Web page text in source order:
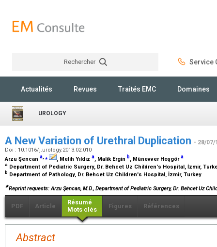
Rechercher Service
Actualités Revues Traités EMC Domaines
UROLOGY
A New Variation of Urethral Duplication - 28/07/
Doi : 10.1016/j.urology.2013.02.010
Arzu Şencan a,⁎ , Melih Yıldız a, Malik Ergin b, Münevver Hoşgöra
a Department of Pediatric Surgery, Dr. Behcet Uz Children's Hospital, İzmir,
b Department of Pathology, Dr. Behcet Uz Children's Hospital, İzmir, Turkey
∗Reprint requests: Arzu Şencan, M.D., Department of Pediatric Surgery, Dr. Behcet Uz
PDF Article
Résumé
Mots clés
Figures Références
Abstract